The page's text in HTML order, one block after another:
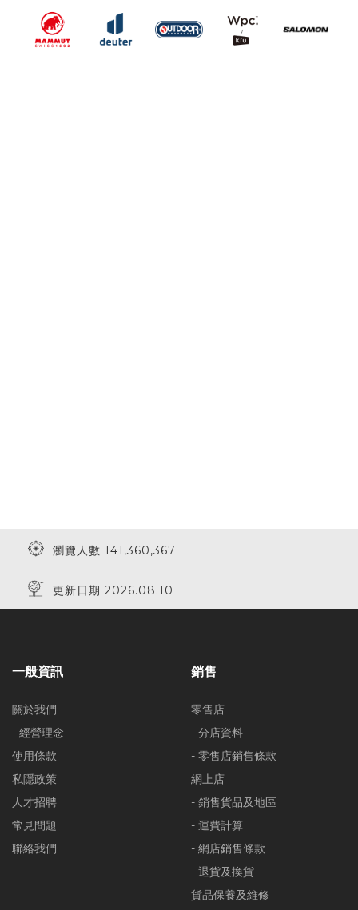
瀏覽人數 141,360,367
更新日期 2026.08.10
一般資訊
關於我們
- 經營理念
使用條款
私隱政策
人才招聘
常見問題
聯絡我們
銷售
零售店
- 分店資料
- 零售店銷售條款
網上店
- 銷售貨品及地區
- 運費計算
- 網店銷售條款
- 退貨及換貨
貨品保養及維修